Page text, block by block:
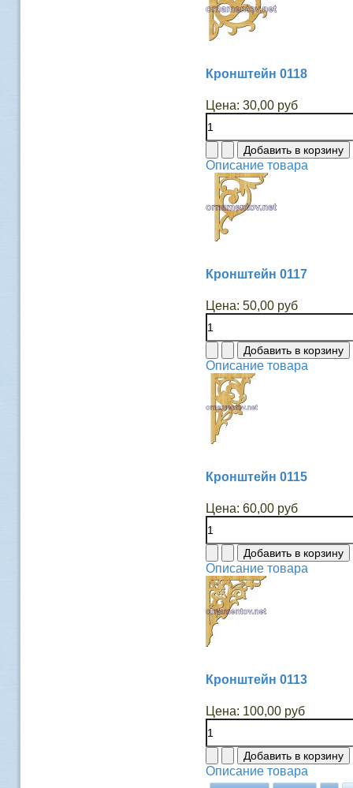
Кронштейн 0118
Цена: 30,00 руб
Описание товара
Кронштейн 0117
Цена: 50,00 руб
Описание товара
Кронштейн 0115
Цена: 60,00 руб
Описание товара
Кронштейн 0113
Цена: 100,00 руб
Описание товара